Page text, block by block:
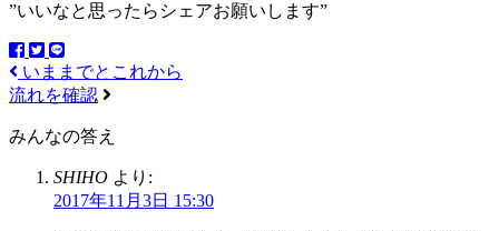
”いいなと思ったらシェアお願いします”
いままでとこれから
流れを確認
みんなの答え
SHIHO より:
2017年11月3日 15:30